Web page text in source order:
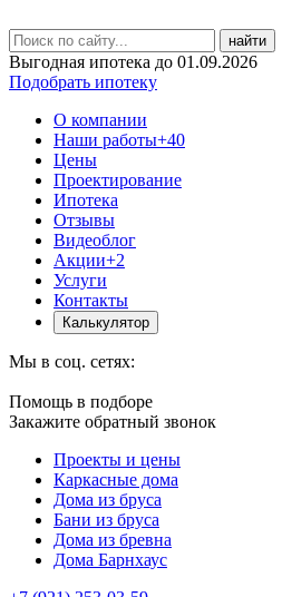
найти
Выгодная ипотека до 01.09.2026
Подобрать ипотеку
О компании
Наши работы+40
Цены
Проектирование
Ипотека
Отзывы
Видеоблог
Акции+2
Услуги
Контакты
Калькулятор
Мы в соц. сетях:
Помощь в подборе
Закажите обратный звонок
Проекты и цены
Каркасные дома
Дома из бруса
Бани из бруса
Дома из бревна
Дома Барнхаус